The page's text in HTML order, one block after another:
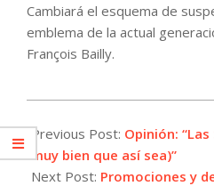
Cambiará el esquema de
emblema de la actual
François Bailly.
06-
04
Previous Post: Opinión:
muy bien que así sea)”
Next Post: Promociones y